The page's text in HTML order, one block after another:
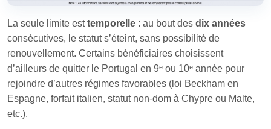
La seule limite esttemporelle : au bout des dix années
consécutives, le statut s’éteint, sans possibilité de
renouvellement. Certains bénéficiaires choisissent
d’ailleurs de quitter le Portugal en 9ᵉ ou 10ᵉ année pour
rejoindre d’autres régimes favorables (loi Beckham en
Espagne, forfait italien, statut non‑dom à Chypre ou Malte,
etc.).